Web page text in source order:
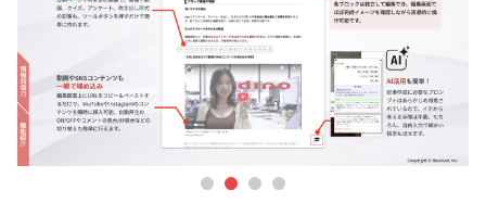
1 2 3 4